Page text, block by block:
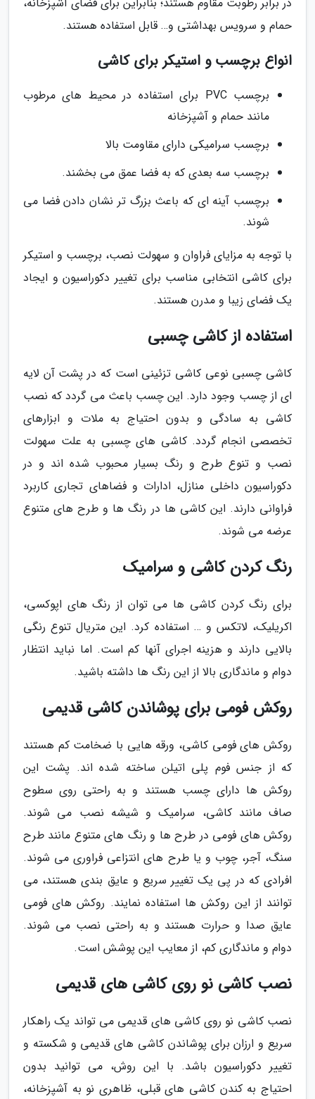
حمام و سرویس بهداشتی و… قابل استفاده هستند.
انواع برچسب و استیکر برای کاشی
برچسب PVC برای استفاده در محیط های مرطوب
مانند حمام و آشپزخانه
برچسب سرامیکی دارای مقاومت بالا
برچسب سه بعدی که به فضا عمق می بخشند.
برچسب آینه ای که باعث بزرگ تر نشان دادن فضا می
شوند.
با توجه به مزایای فراوان و سهولت نصب، برچسب و استیکر
برای کاشی انتخابی مناسب برای تغییر دکوراسیون و ایجاد
یک فضای زیبا و مدرن هستند.
استفاده از کاشی چسبی
کاشی چسبی نوعی کاشی تزئینی است که در پشت آن لایه
ای از چسب وجود دارد. این چسب باعث می گردد که نصب
کاشی به سادگی و بدون احتیاج به ملات و ابزارهای
تخصصی انجام گردد. کاشی های چسبی به علت سهولت
نصب و تنوع طرح و رنگ بسیار محبوب شده اند و در
دکوراسیون داخلی منازل، ادارات و فضاهای تجاری کاربرد
فراوانی دارند. این کاشی ها در رنگ ها و طرح های متنوع
عرضه می شوند.
رنگ کردن کاشی و سرامیک
برای رنگ کردن کاشی ها می توان از رنگ های اپوکسی،
اکریلیک، لاتکس و … استفاده کرد. این متریال تنوع رنگی
بالایی دارند و هزینه اجرای آنها کم است. اما نباید انتظار
دوام و ماندگاری بالا از این رنگ ها داشته باشید.
روکش فومی برای پوشاندن کاشی قدیمی
روکش های فومی کاشی، ورقه هایی با ضخامت کم هستند
که از جنس فوم پلی اتیلن ساخته شده اند. پشت این
روکش ها دارای چسب هستند و به راحتی روی سطوح
صاف مانند کاشی، سرامیک و شیشه نصب می شوند.
روکش های فومی در طرح ها و رنگ های متنوع مانند طرح
سنگ، آجر، چوب و یا طرح های انتزاعی فراوری می شوند.
افرادی که در پی یک تغییر سریع و عایق بندی هستند، می
توانند از این روکش ها استفاده نمایند. روکش های فومی
عایق صدا و حرارت هستند و به راحتی نصب می شوند.
دوام و ماندگاری کم، از معایب این پوشش است.
نصب کاشی نو روی کاشی های قدیمی
نصب کاشی نو روی کاشی های قدیمی می تواند یک راهکار
سریع و ارزان برای پوشاندن کاشی های قدیمی و شکسته و
تغییر دکوراسیون باشد. با این روش، می توانید بدون
احتیاج به کندن کاشی های قبلی، ظاهری نو به آشپزخانه،